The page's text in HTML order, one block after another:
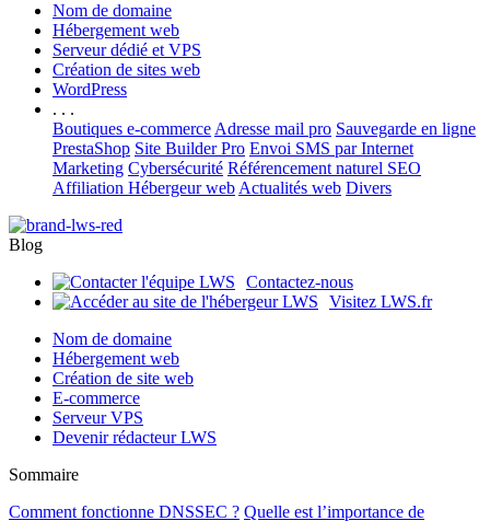
Nom de domaine
Hébergement web
Serveur dédié et VPS
Création de sites web
WordPress
. . .
Boutiques e-commerce Adresse mail pro Sauvegarde en ligne
PrestaShop Site Builder Pro Envoi SMS par Internet
Marketing Cybersécurité Référencement naturel SEO
Affiliation Hébergeur web Actualités web Divers
Blog
Contactez-nous
Visitez LWS.fr
Nom de domaine
Hébergement web
Création de site web
E-commerce
Serveur VPS
Devenir rédacteur LWS
Sommaire
Comment fonctionne DNSSEC ? Quelle est l’importance de